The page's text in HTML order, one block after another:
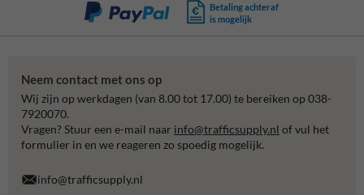
Betaling achteraf
is mogelijk
Neem contact met ons op
Wij zijn op werkdagen (van 8.00 tot 17.00) te bereiken op 038-
7920070.
Vragen? Stuur een e-mail naar info@trafficsupply.nl of vul het
formulier in en we reageren zo spoedig mogelijk.
info@trafficsupply.nl